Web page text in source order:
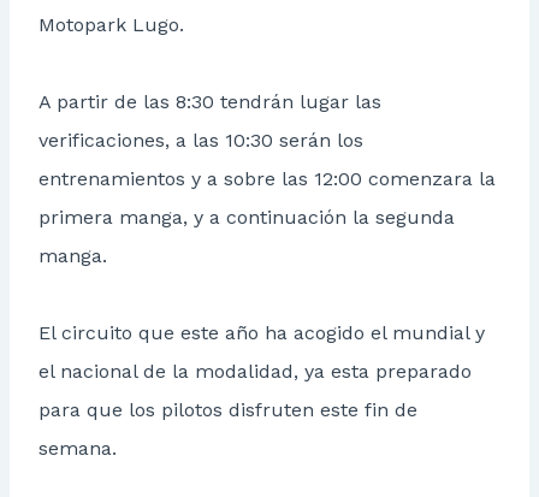
Motopark Lugo.
A partir de las 8:30 tendrán lugar las
verificaciones, a las 10:30 serán los
entrenamientos y a sobre las 12:00 comenzara la
primera manga, y a continuación la segunda
manga.
El circuito que este año ha acogido el mundial y
el nacional de la modalidad, ya esta preparado
para que los pilotos disfruten este fin de
semana.